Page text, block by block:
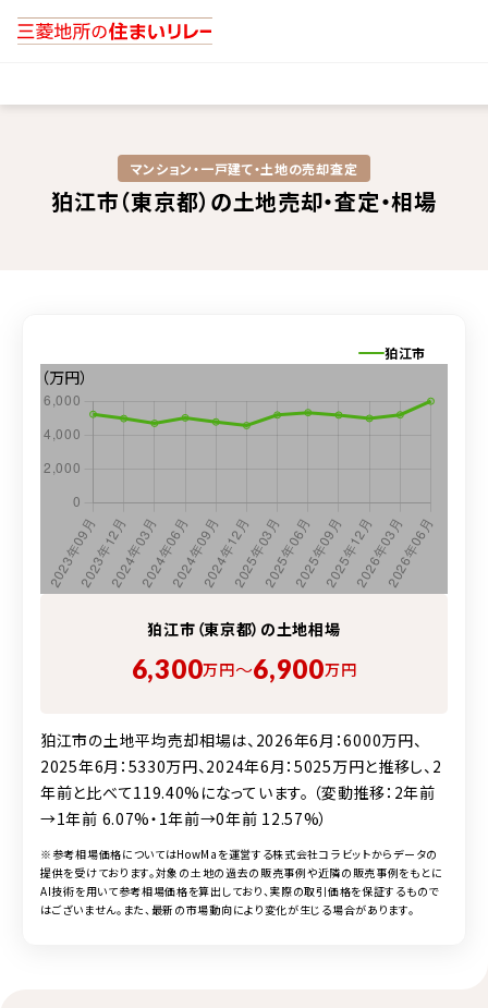
マンション・一戸建て・土地の売却査定​
狛江市（東京都）の土地売却・査定・相場
狛江市
狛江市（東京都）の土地相場
6,300万円〜6,900万円
狛江市の土地平均売却相場は、2026年6月：6000万円、
2025年6月：5330万円、2024年6月：5025万円と推移し、2
年前と比べて119.40%になっています。 （変動推移：2年前
→1年前 6.07%・1年前→0年前 12.57%）
（万円）
※参考相場価格についてはHowMaを運営する株式会社コラビットからデータの
提供を受けております。対象の土地の過去の販売事例や近隣の販売事例をもとに
AI技術を用いて参考相場価格を算出しており、実際の取引価格を保証するもので
はございません。また、最新の市場動向により変化が生じる場合があります。